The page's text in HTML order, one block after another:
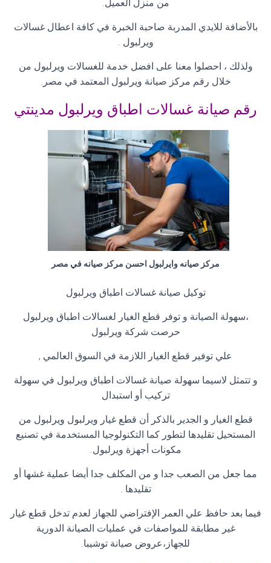
من منزل العميل.
بالأضافة للايدي المدربة صاحبة الخبرة في كافة اعطال غسالات
ويرلبول .
ولذلك ، احصلوا معنا على افضل خدمة للغسالات ويرلبول من
خلال رقم مركز صيانة ويرلبول المعتمد في مصر .
رقم صيانة غسالات اطباق ويرلبول مدينتي
مركز صيانه وايرلبول احسن مركز صيانه في مصر
توكيل صيانة غسالات اطباق ويرلبول
،سهولة الصيانة و توفر قطع الغيار لغسالات اطباق ويرلبول
حرصت شركة ويرلبول
علي توفير قطع الغيار اللازمة في السوق العالمي ,
و تتمثل لاسيما سهولة صيانة غسالات اطباق ويرلبول في سهولة
تركيب أو استبدال
قطع الغيار و الجدير بالذكر أن قطع غيار ويرلبول ويرلبول من
المستحيل تقليدها لتطور كما التكنولوجيا المستخدمة في تصنيع
مكونات أجهزة ويرلبول.
مما جعل من الصعب جدا و من المكلف جدا أيضا عملية غشها أو
تقليدها .
فيما بعد حافظ علي العمر الإفتراضي للجهاز لعدم تدخل قطع غيار
غير مطابقة للمواصفات في عمليات الصيانة الدورية
للجهاز،عروض صيانة توشيبا.